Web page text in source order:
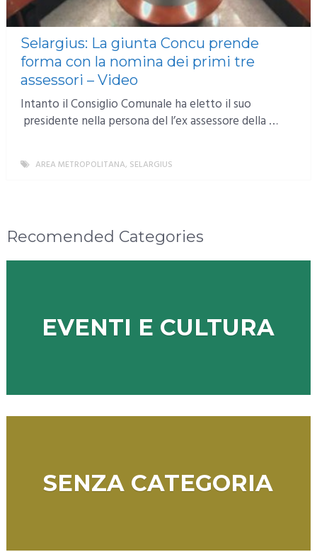
Selargius: La giunta Concu prende
forma con la nomina dei primi tre
assessori – Video
Intanto il Consiglio Comunale ha eletto il suo
presidente nella persona del l’ex assessore della …
AREA METROPOLITANA, SELARGIUS
Recomended Categories
EVENTI E CULTURA
SENZA CATEGORIA